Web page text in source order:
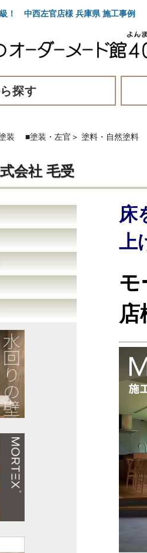
！ 中西左官店様 兵庫県 施工事例
探す
装 ■塗装・左官 ＞ 塗料・自然塗料
会社 毛受
床
上
モ
店